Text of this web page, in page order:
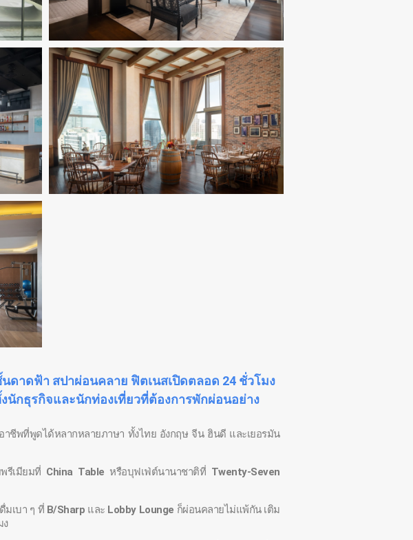
ดาดฟ้า สปาผ่อนคลาย ฟิตเนสเปิดตลอด 24 ชั่วโมง
นักธุรกิจและนักท่องเที่ยวที่ต้องการพักผ่อนอย่าง
าชีพที่พูดได้หลากหลายภาษา ทั้งไทย อังกฤษ จีน ฮินดี และเยอรมัน
รีเมียมที่ China Table หรือบุฟเฟ่ต์นานาชาติที่ Twenty-Seven
มเบา ๆ ที่ B/Sharp และ Lobby Lounge ก็ผ่อนคลายไม่แพ้กัน เติม
ง